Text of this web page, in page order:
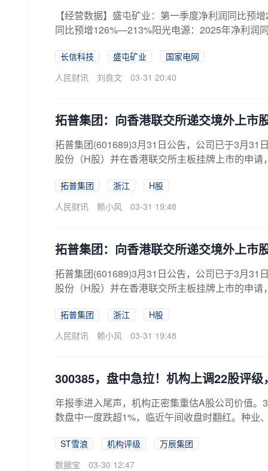
【经营数据】盛屯矿业：第一季度净利润同比
同比预增126%—213%阳光电源：2025年净利润
长信科技 盛屯矿业
国家电网
人民财讯
刘良文 03-31 20:40
拓普集团：向香港联交所递交境外上市
拓普集团(601689)3月31日公告，公司已于3月31
股份（H股）并在香港联交所主板挂牌上市的申
拓普集团 浙江
H股
人民财讯
赖小风 03-31 19:48
拓普集团：向香港联交所递交境外上市
拓普集团(601689)3月31日公告，公司已于3月31
股份（H股）并在香港联交所主板挂牌上市的申
拓普集团 浙江
H股
人民财讯
赖小风 03-31 19:48
300385，盘中急拉！机构上调22股评
年报季进入尾声，机构正密集重估A股公司价值
数盘中一度跌超1%，临近午间收盘时翻红。种业
ST雪浪 机构评级
万辰集团
数据宝
03-30 12:47